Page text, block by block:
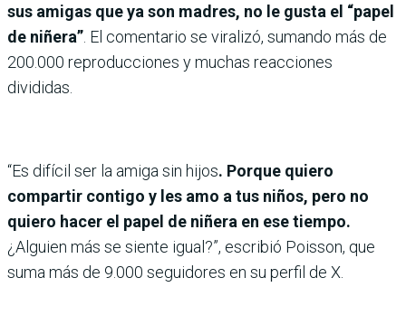
sus amigas que ya son madres, no le gusta el “papel
de niñera” . El comentario se viralizó, sumando más de
200.000 reproducciones y muchas reacciones
divididas.
“Es difícil ser la amiga sin hijos. Porque quiero
compartir contigo y les amo a tus niños, pero no
quiero hacer el papel de niñera en ese tiempo.
¿Alguien más se siente igual?”, escribió Poisson, que
suma más de 9.000 seguidores en su perfil de X.